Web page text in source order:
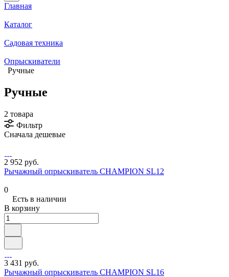
Главная
Каталог
Садовая техника
Опрыскиватели
Ручные
Ручные
2 товара
Фильтр
Сначала дешевые
2 952 руб.
Рычажный опрыскиватель CHAMPION SL12
0
Есть в наличии
В корзину
3 431 руб.
Рычажный опрыскиватель CHAMPION SL16